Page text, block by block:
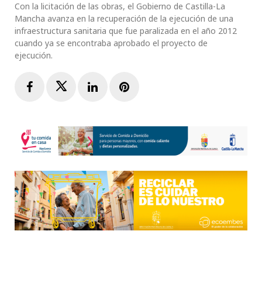
Con la licitación de las obras, el Gobierno de Castilla-La
Mancha avanza en la recuperación de la ejecución de una
infraestructura sanitaria que fue paralizada en el año 2012
cuando ya se encontraba aprobado el proyecto de
ejecución.
FacebookTwitterLinkedInPinterest